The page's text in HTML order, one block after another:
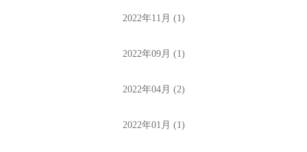
2022年11月 (1)
2022年09月 (1)
2022年04月 (2)
2022年01月 (1)